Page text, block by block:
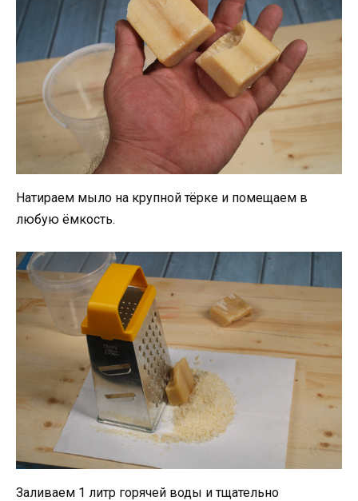
Натираем мыло на крупной тёрке и помещаем в
любую ёмкость.
Заливаем 1 литр горячей воды и тщательно